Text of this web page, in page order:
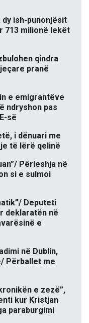
dy ish-punonjësit
713 milionë lekët
qindra
pranë
e emigrantëve
ndryshon pas
së
i dënuari me
të lërë qelinë
Përleshja në
si e sulmoi
Deputeti
deklaratën në
e
në Dublin,
Përballet me
e zezë”,
kur Kristjan
paraburgimi